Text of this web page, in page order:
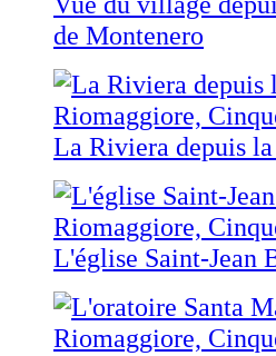
de Montenero
La Riviera depuis
L'église Saint-Jean